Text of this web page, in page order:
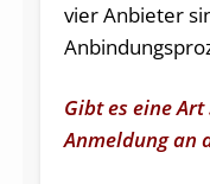
vier Anbieter
Gibt es eine
Anmeldung an